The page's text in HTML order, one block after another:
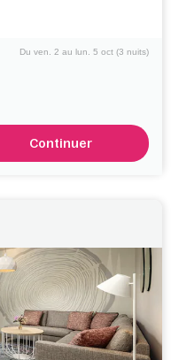
Du ven. 2 au lun. 5 oct (3 nuits)
Continuer